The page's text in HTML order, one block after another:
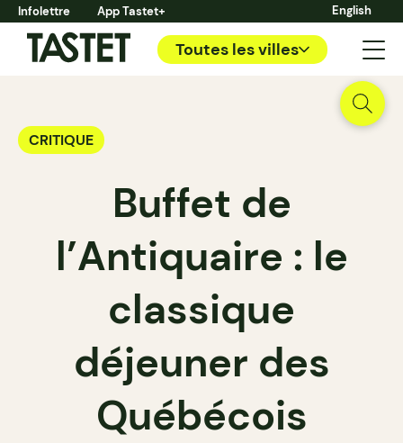
Infolettre App Tastet+ English
Toutes les villes
CRITIQUE
Buffet de
l’Antiquaire : le
classique
déjeuner des
Québécois